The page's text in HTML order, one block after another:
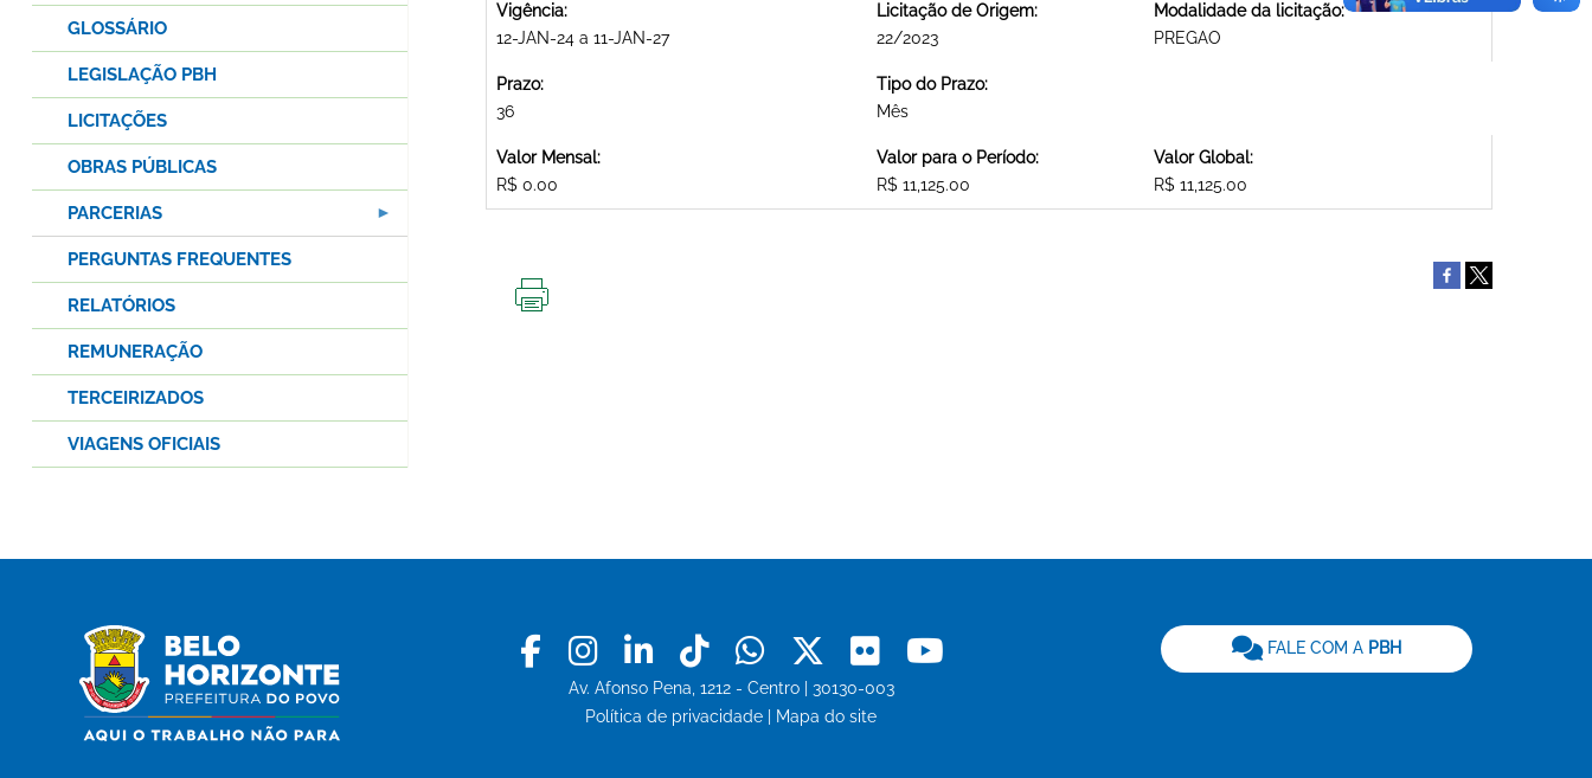
Vigência:
12-JAN-24 a 11-JAN-27
Licitação de Origem:
22/2023
Modalidade da licitação:
PREGAO
Prazo:
36
Tipo do Prazo:
Mês
Valor Mensal:
R$ 0.00
Valor para o Período:
R$ 11,125.00
Valor Global:
R$ 11,125.00
GLOSSÁRIO
LEGISLAÇÃO PBH
LICITAÇÕES
OBRAS PÚBLICAS
PARCERIAS
PERGUNTAS FREQUENTES
RELATÓRIOS
REMUNERAÇÃO
TERCEIRIZADOS
VIAGENS OFICIAIS
Facebook
Instagram
LinkedinTiktokWhatsapp
X Flickr
Av. Afonso Pena, 1212 - Centro | 30130-003
Política de privacidade
Mapa do site
FALE COM A PBH